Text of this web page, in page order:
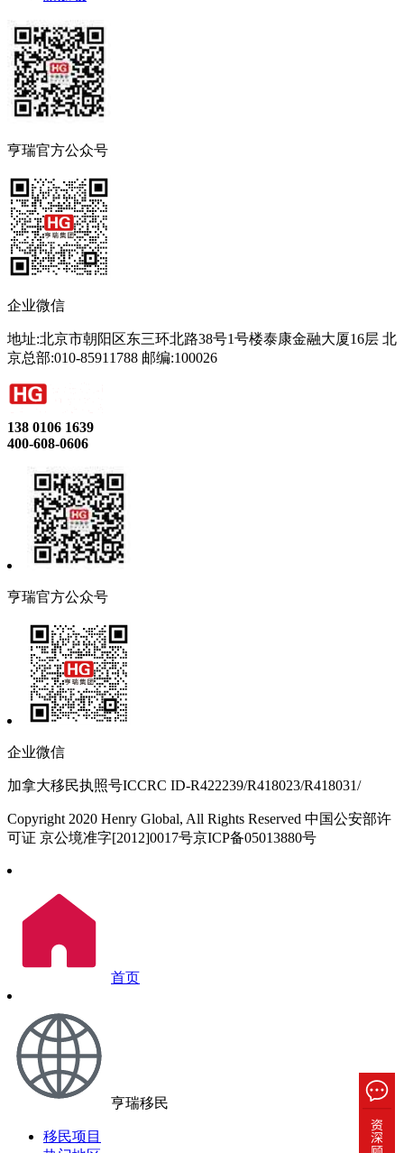
亨瑞官方公众号
企业微信
地址:北京市朝阳区东三环北路38号1号楼泰康金融大厦16层 北
京总部:010-85911788 邮编:100026
138 0106 1639
400-608-0606
亨瑞官方公众号
企业微信
加拿大移民执照号ICCRC ID-R422239/R418023/R418031/
Copyright 2020 Henry Global, All Rights Reserved 中国公安部许
可证 京公境准字[2012]0017号京ICP备05013880号
首页
亨瑞移民
移民项目